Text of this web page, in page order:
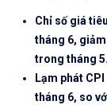
Chỉ số giá
tháng 6,
trong tháng 5.
Lạm phát
tháng 6, so